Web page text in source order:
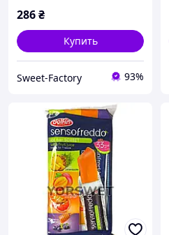
286₴
Купить
Sweet-Factory 93%